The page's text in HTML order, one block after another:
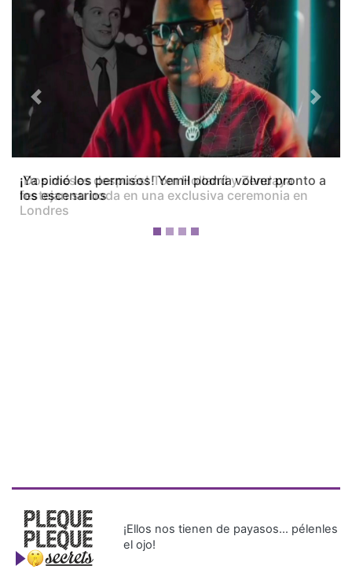
¡Dos meses después! Tom Holland y Zendaya
festejan su boda en una exclusiva ceremonia en
Londres
Previous Next
¡Ellos nos tienen de payasos… pélenles
el ojo!